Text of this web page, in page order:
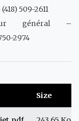
509-2611
général –
2974
Size